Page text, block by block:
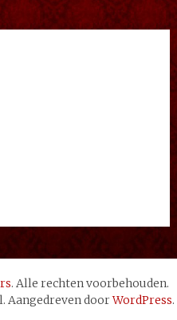
. Alle rechten voorbehouden.
Aangedreven doorWordPress.